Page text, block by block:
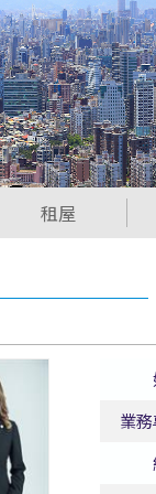
租屋
業